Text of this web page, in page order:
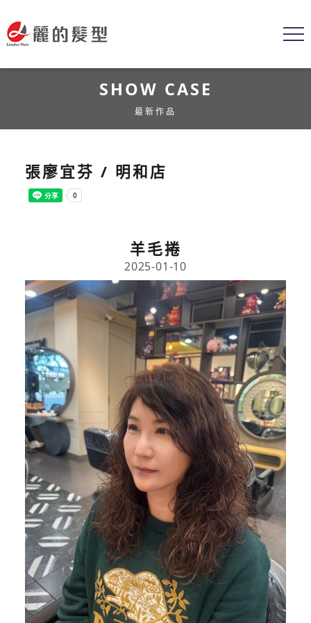
SHOW CASE
最新作品
張廖宜芬 / 明和店
羊毛捲
2025-01-10